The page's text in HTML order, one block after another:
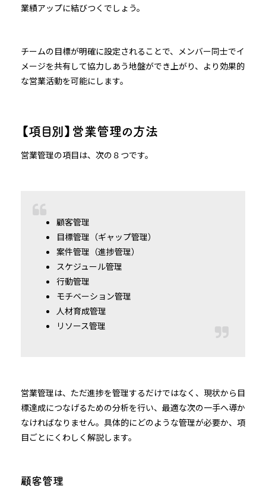
業績アップに結びつくでしょう。
チームの目標が明確に設定されることで、メンバー同士でイ
メージを共有して協力しあう地盤ができ上がり、より効果的
な営業活動を可能にします。
【項目別】営業管理の方法
営業管理の項目は、次の８つです。
顧客管理
目標管理（ギャップ管理）
案件管理（進捗管理）
スケジュール管理
行動管理
モチベーション管理
人材育成管理
リソース管理
営業管理は、ただ進捗を管理するだけではなく、現状から目
標達成につなげるための分析を行い、最適な次の一手へ導か
なければなりません。具体的にどのような管理が必要か、項
目ごとにくわしく解説します。
顧客管理